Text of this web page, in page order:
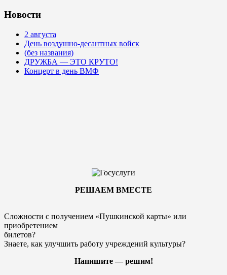
Новости
2 августа
День воздушно-десантных войск
(без названия)
ДРУЖБА — ЭТО КРУТО!
Концерт в день ВМФ
РЕШАЕМ ВМЕСТЕ
Сложности с получением «Пушкинской карты» или
приобретением
билетов?
Знаете, как улучшить работу учреждений культуры?
Напишите — решим!